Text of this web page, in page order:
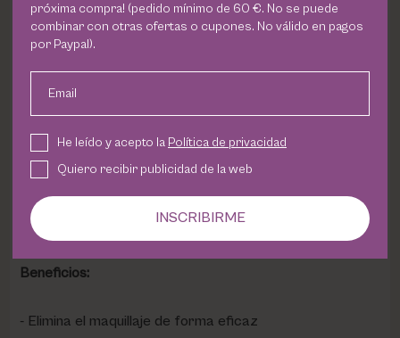
lassensibles. Su fórmulasin aclaradolo hace ideal para
usar en cualquier momento y lugar.
Complex Micellar:
y eliminan las impurezasde la piel sin dejar residuos.
Phyto Detox:
desintoxica los poros
previene la aparición de puntos
negros y acné
Beneficios:
Elimina el maquillaje de forma eficaz
próxima compra! (pedido mínimo de 60 €. No se puede
combinar con otras ofertas o cupones. No válido en pagos
por Paypal).
Email
He leído y acepto la Política de privacidad
Quiero recibir publicidad de la web
INSCRIBIRME